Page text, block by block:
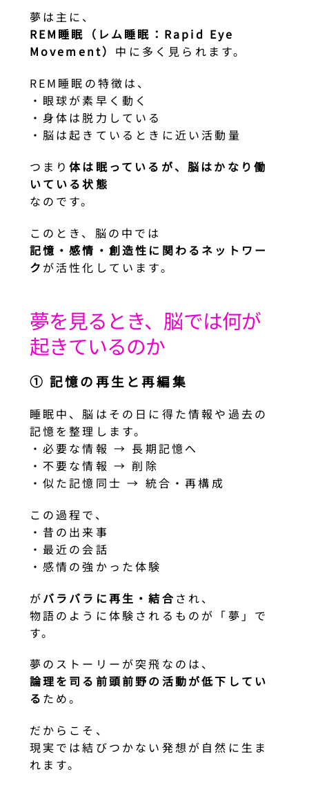
夢は主に、
REM睡眠（レム睡眠：Rapid Eye
Movement） 中に多く見られます。
REM睡眠の特徴は、
・眼球が素早く動く
・身体は脱力している
・脳は起きているときに近い活動量
つまり体は眠っているが、脳はかなり働
いている状態
なのです。
このとき、脳の中では
記憶・感情・創造性に関わるネットワー
ク が活性化しています。
夢を見るとき、脳では何が
起きているのか
① 記憶の再生と再編集
睡眠中、脳はその日に得た情報や過去の
記憶を整理します。
・必要な情報 → 長期記憶へ
・不要な情報 → 削除
・似た記憶同士 → 統合・再構成
この過程で、
・昔の出来事
・最近の会話
・感情の強かった体験
がバラバラに再生・結合 され、
物語のように体験されるものが「夢」で
す。
夢のストーリーが突飛なのは、
論理を司る前頭前野の活動が低下してい
る ため。
だからこそ、
現実では結びつかない発想が自然に生ま
れます。